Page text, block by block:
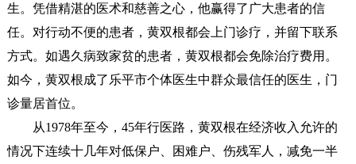
生。凭借精湛的医术和慈善之心，他赢得了广大患者的信
任。对行动不便的患者，黄双根都会上门诊疗，并留下联系
方式。如遇久病致家贫的患者，黄双根都会免除治疗费用。
如今，黄双根成了乐平市个体医生中群众最信任的医生，门
诊量居首位。
从1978年至今，45年行医路，黄双根在经济收入允许的
情况下连续十几年对低保户、困难户、伤残军人，减免一半